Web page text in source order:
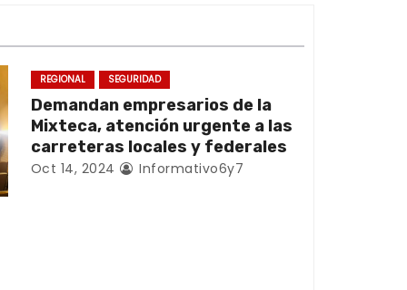
REGIONAL SEGURIDAD
Demandan empresarios de la
Mixteca, atención urgente a las
carreteras locales y federales
Oct 14, 2024 Informativo6y7